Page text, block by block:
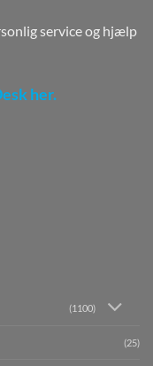
service og hjælp
her.
(1100)
(25)